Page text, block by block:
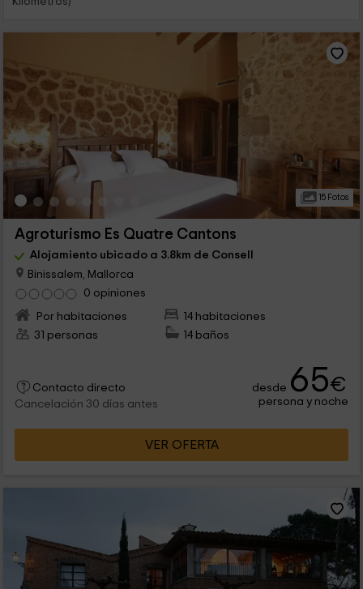
15 Fotos
Agroturismo Es Quatre Cantons
Alojamiento ubicado a 3.8km de Consell
Binissalem, Mallorca
0 opiniones
Por habitaciones
14 habitaciones
31 personas
14 baños
Contacto directo
Cancelación 30 días antes
desde 65€
persona y noche
VER OFERTA